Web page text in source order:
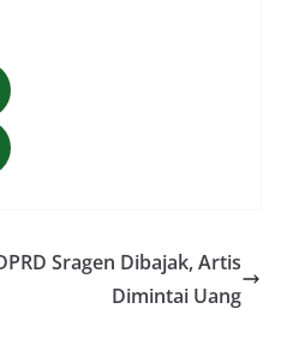
Sragen Dibajak, Artis
Dimintai Uang